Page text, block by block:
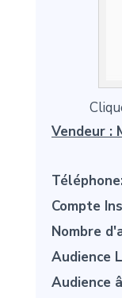
Vendeur :
Compte
Nombre
Audience
Audience